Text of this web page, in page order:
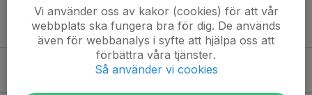
Tidigare nyheter
Sommarintervju med Erik Hörnell Lindfors
Vi använder oss av kakor (cookies) för att vår
webbplats ska fungera bra för dig. De används
även för webbanalys i syfte att hjälpa oss att
förbättra våra tjänster.
Så använder vi cookies